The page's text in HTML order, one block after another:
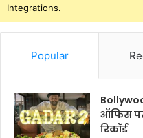
Integrations.
Popular
ऑफिस
रिकॉर्ड